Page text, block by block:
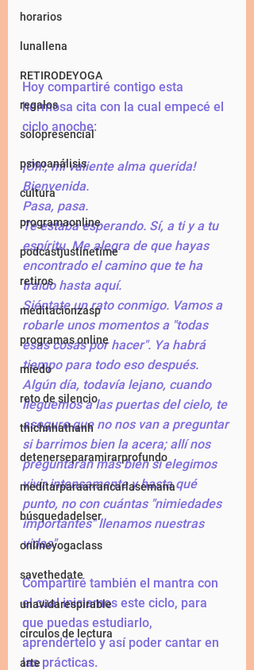
horarios
lunallena
RETIRODEYOGA
regalos
solopresencial
psicoanálisis
cultura
programaonline
podcastjustinetime
retiros
meditacionzasp
programas online
miedo
reto de silencio
thichnhathanh
detenerseparamirarprofundo
meditarparaarrancarlasemana
búsquedadelser
onlineyogaclass
savethedate
unavidarespirable
circulos de lectura
arte
Hoy compartiré contigo esta
hermosa cita con la cual empecé el
ciclo anoche:
¡Oh!, mi valiente alma querida!
Bienvenida.
Pasa, pasa.
Te estaba esperando. Sí, a ti y a tu
espíritu. Me alegra de que hayas
encontrado el camino que te ha
traído hasta aquí.
Siéntate un rato conmigo. Vamos a
robarle unos momentos a "todas
esas cosas por hacer". Ya habrá
tiempo para todo eso después.
Algún día, todavía lejano, cuando
lleguemos a las puertas del cielo, te
aseguro que no nos van a preguntar
si barrimos bien la acera; allí nos
preguntarán más bien si elegimos
vivir intensamente y hasta qué
punto, no con cuántas "nimiedades
importantes" llenamos nuestras
vidas".
Compartiré también el mantra con
el cual iniciamos este ciclo, para
que puedas estudiarlo,
aprendértelo y así poder cantar en
las prácticas.